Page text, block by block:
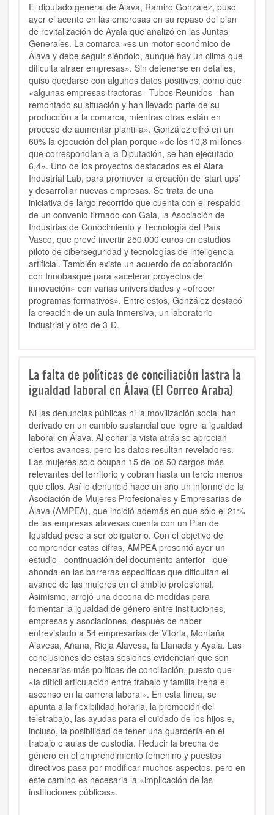
El diputado general de Álava, Ramiro González, puso
ayer el acento en las empresas en su repaso del plan
de revitalización de Ayala que analizó en las Juntas
Generales. La comarca «es un motor económico de
Álava y debe seguir siéndolo, aunque hay un clima que
dificulta atraer empresas». Sin detenerse en detalles,
quiso quedarse con algunos datos positivos, como que
«algunas empresas tractoras –Tubos Reunidos– han
remontado su situación y han llevado parte de su
producción a la comarca, mientras otras están en
proceso de aumentar plantilla». González cifró en un
60% la ejecución del plan porque «de los 10,8 millones
que correspondían a la Diputación, se han ejecutado
6,4». Uno de los proyectos destacados es el Aiara
Industrial Lab, para promover la creación de ‘start ups’
y desarrollar nuevas empresas. Se trata de una
iniciativa de largo recorrido que cuenta con el respaldo
de un convenio firmado con Gaia, la Asociación de
Industrias de Conocimiento y Tecnología del País
Vasco, que prevé invertir 250.000 euros en estudios
piloto de ciberseguridad y tecnologías de inteligencia
artificial. También existe un acuerdo de colaboración
con Innobasque para «acelerar proyectos de
innovación» con varias universidades y «ofrecer
programas formativos». Entre estos, González destacó
la creación de un aula inmersiva, un laboratorio
industrial y otro de 3-D.
La falta de políticas de conciliación lastra la
igualdad laboral en Álava (El Correo Araba)
Ni las denuncias públicas ni la movilización social han
derivado en un cambio sustancial que logre la igualdad
laboral en Álava. Al echar la vista atrás se aprecian
ciertos avances, pero los datos resultan reveladores.
Las mujeres sólo ocupan 15 de los 50 cargos más
relevantes del territorio y cobran hasta un tercio menos
que ellos. Así lo denunció hace un año un informe de la
Asociación de Mujeres Profesionales y Empresarias de
Álava (AMPEA), que incidió además en que sólo el 21%
de las empresas alavesas cuenta con un Plan de
Igualdad pese a ser obligatorio. Con el objetivo de
comprender estas cifras, AMPEA presentó ayer un
estudio –continuación del documento anterior– que
ahonda en las barreras específicas que dificultan el
avance de las mujeres en el ámbito profesional.
Asimismo, arrojó una decena de medidas para
fomentar la igualdad de género entre instituciones,
empresas y asociaciones, después de haber
entrevistado a 54 empresarias de Vitoria, Montaña
Alavesa, Añana, Rioja Alavesa, la Llanada y Ayala. Las
conclusiones de estas sesiones evidencian que son
necesarias más políticas de conciliación, puesto que
«la difícil articulación entre trabajo y familia frena el
ascenso en la carrera laboral». En esta línea, se
apunta a la flexibilidad horaria, la promoción del
teletrabajo, las ayudas para el cuidado de los hijos e,
incluso, la posibilidad de tener una guardería en el
trabajo o aulas de custodia. Reducir la brecha de
género en el emprendimiento femenino y puestos
directivos pasa por modificar muchos aspectos, pero en
este camino es necesaria la «implicación de las
instituciones públicas».